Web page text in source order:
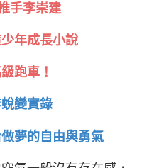
手李崇建
年成長小說
跑車！
變實錄
夢的自由與勇氣